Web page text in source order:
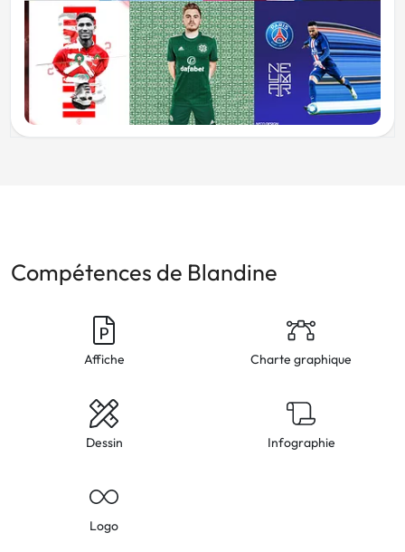
Compétences de Blandine
Affiche Charte graphique
Dessin Infographie
Logo